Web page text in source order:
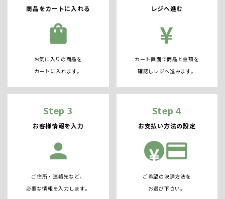
商品をカートに入れる
shopping_bag
お気に入りの商品を
カートに入れます。
レジへ進む
¥
カート画面で商品と金額を
確認しレジへ進みます。
Step 3
お客様情報を入力
person
ご住所・連絡先など、
必要な情報を入力します。
Step 4
お支払い方法の設定
¥ credit_card
ご希望の決済方法を
お選び下さい。